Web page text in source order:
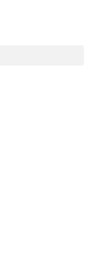
seuroihin